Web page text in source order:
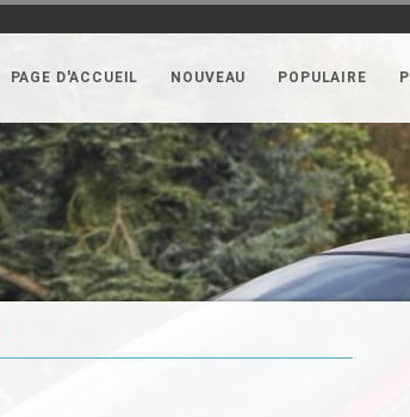
PAGE D'ACCUEIL NOUVEAU POPULAIRE